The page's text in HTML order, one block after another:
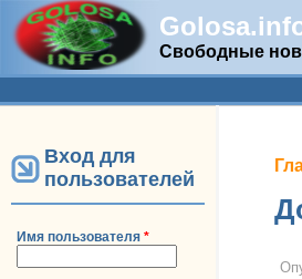
Свободные
Дополнительное
Вход для
пользователей
Имя пользователя *